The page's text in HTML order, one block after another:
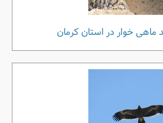
خوار در استان کرمان